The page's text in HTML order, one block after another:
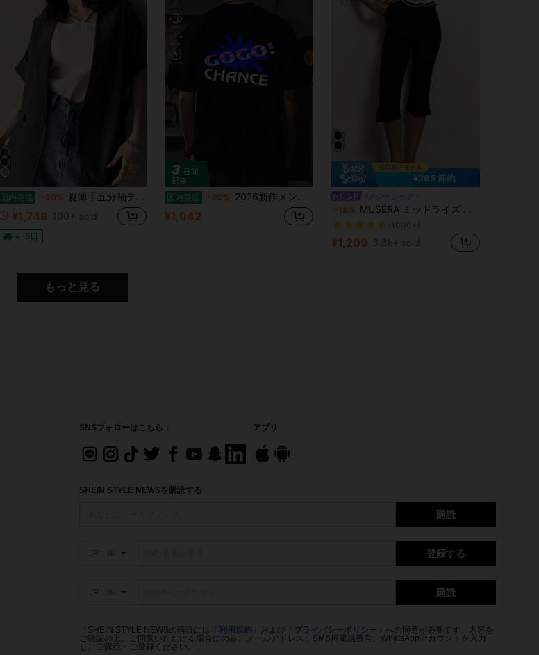
国内発送 -30% 夏薄手五分袖テーラージャケット レディース ゆったり 韓国風 夏 カジュアルコーデ通勤 オフィスカジュアル夏用薄手 カジュアル通勤開襟ブレザー
¥1,748 100+ sold
4-5日
国内発送 -20% 2026新作メンズTシャツ、シンプルな黒のプリント、綿100%材料で肌にYOしく通気性があり刺激が少ないない、感のあるデザインですごい雰囲気、ゆったりとしたシルエットで体型をカバー、春夏の通常使用いやデート、旅行するに最适
¥1,042
¥265 節約
-18% MUSERA ミッドライズ ボタン カプリ レギンス、夏のホリデー バケーション Y2K エレガント キュート カジュアル セクシー コレクティブ 学校再開 パンツ、春のビジネス
#1 ベストセラー
(1000+)
#1 ベストセラー
#1 ベストセラー
#1 ベストセラー
ポケット レディースレギンス
¥1,209 3.8k+ sold
もっと見る
SNSフォローはこちら： アプリ
SHEIN STYLE NEWSを購読する
購読
JP + 81 登録する
JP + 81 購読
「SHEIN STYLE NEWSの購読には「 利用規約 」および「 プライバシーポリシー 」への同意が必要です。内容を
ご確認の上、ご同意いただける場合にのみ、メールアドレス、SMS用電話番号、WhatsAppアカウントを入力
し、ご購読・ご登録ください。」